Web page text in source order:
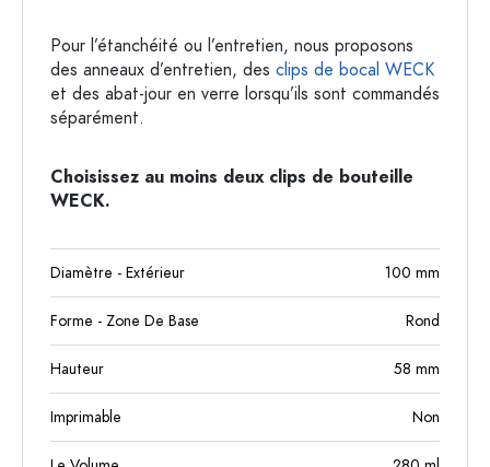
Pour l’étanchéité ou l’entretien, nous proposons
des anneaux d’entretien, des clips de bocal WECK
et des abat-jour en verre lorsqu’ils sont commandés
séparément.
Choisissez au moins deux clips de bouteille
WECK.
Diamètre - Extérieur 100 mm
Forme - Zone De Base Rond
Hauteur 58 mm
Imprimable Non